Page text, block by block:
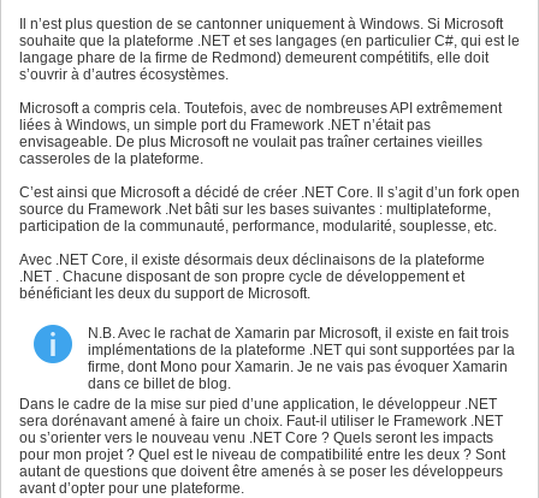
Il n’est plus question de se cantonner uniquement à Windows. Si Microsoft
souhaite que la plateforme .NET et ses langages (en particulier C#, qui est le
langage phare de la firme de Redmond) demeurent compétitifs, elle doit
s’ouvrir à d’autres écosystèmes.
Microsoft a compris cela. Toutefois, avec de nombreuses API extrêmement
liées à Windows, un simple port du Framework .NET n’était pas
envisageable. De plus Microsoft ne voulait pas traîner certaines vieilles
casseroles de la plateforme.
C’est ainsi que Microsoft a décidé de créer .NET Core. Il s’agit d’un fork open
source du Framework .Net bâti sur les bases suivantes : multiplateforme,
participation de la communauté, performance, modularité, souplesse, etc.
Avec .NET Core, il existe désormais deux déclinaisons de la plateforme
.NET . Chacune disposant de son propre cycle de développement et
bénéficiant les deux du support de Microsoft.
N.B. Avec le rachat de Xamarin par Microsoft, il existe en fait trois
implémentations de la plateforme .NET qui sont supportées par la
firme, dont Mono pour Xamarin. Je ne vais pas évoquer Xamarin
dans ce billet de blog.
Dans le cadre de la mise sur pied d’une application, le développeur .NET
sera dorénavant amené à faire un choix. Faut-il utiliser le Framework .NET
ou s’orienter vers le nouveau venu .NET Core ? Quels seront les impacts
pour mon projet ? Quel est le niveau de compatibilité entre les deux ? Sont
autant de questions que doivent être amenés à se poser les développeurs
avant d’opter pour une plateforme.